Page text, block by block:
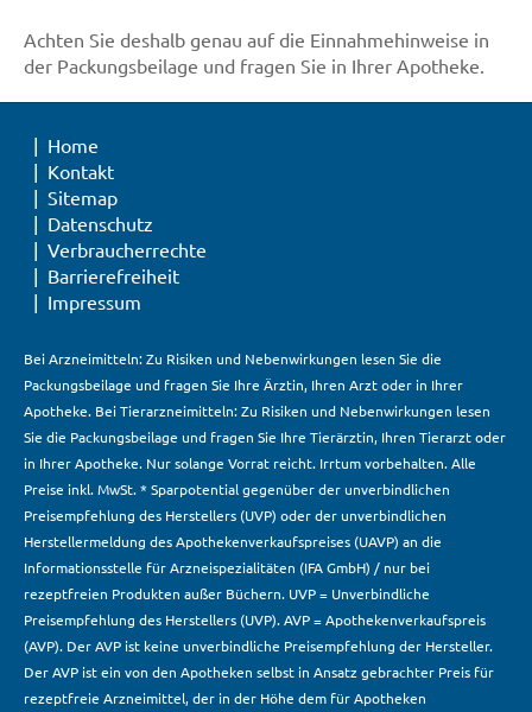
Achten Sie deshalb genau auf die Einnahmehinweise in
der Packungsbeilage und fragen Sie in Ihrer Apotheke.
Home
Kontakt
Sitemap
Datenschutz
Verbraucherrechte
Barrierefreiheit
Impressum
Bei Arzneimitteln: Zu Risiken und Nebenwirkungen lesen Sie die
Packungsbeilage und fragen Sie Ihre Ärztin, Ihren Arzt oder in Ihrer
Apotheke. Bei Tierarzneimitteln: Zu Risiken und Nebenwirkungen lesen
Sie die Packungsbeilage und fragen Sie Ihre Tierärztin, Ihren Tierarzt oder
in Ihrer Apotheke. Nur solange Vorrat reicht. Irrtum vorbehalten. Alle
Preise inkl. MwSt. * Sparpotential gegenüber der unverbindlichen
Preisempfehlung des Herstellers (UVP) oder der unverbindlichen
Herstellermeldung des Apothekenverkaufspreises (UAVP) an die
Informationsstelle für Arzneispezialitäten (IFA GmbH) / nur bei
rezeptfreien Produkten außer Büchern. UVP = Unverbindliche
Preisempfehlung des Herstellers (UVP). AVP = Apothekenverkaufspreis
(AVP). Der AVP ist keine unverbindliche Preisempfehlung der Hersteller.
Der AVP ist ein von den Apotheken selbst in Ansatz gebrachter Preis für
rezeptfreie Arzneimittel, der in der Höhe dem für Apotheken